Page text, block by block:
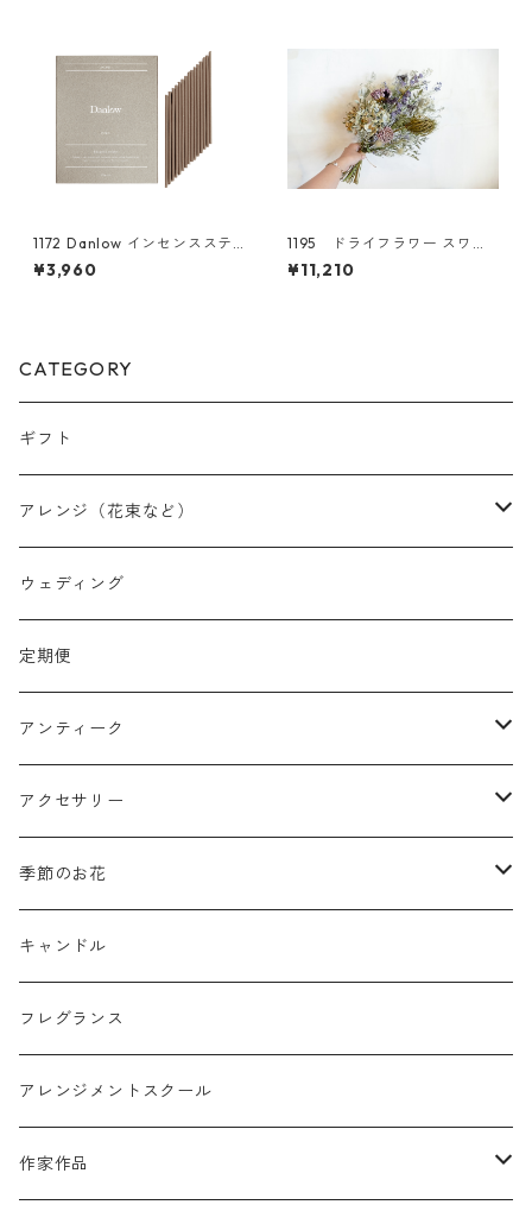
1172 Danlow インセンスステ
ィック-GINIC(ジニック)-
¥3,960
1195 ドライフラワー スワッ
グ アジサイ
¥11,210
CATEGORY
ギフト
アレンジ（花束など）
スワッグ
リース
クリスマスリース
フラワーボックス
ミニフレーム
リングピロー
フラワーバスケット
壁掛けアレンジ
球体アレンジ
キャンドル
ウェディング
定期便
アンティーク
花器
オブジェ
雑貨
動物
アクセサリー
アクセサリー
semeno
買付品
季節のお花
ミモザ
スモークツリー
キャンドル
フレグランス
アレンジメントスクール
作家作品